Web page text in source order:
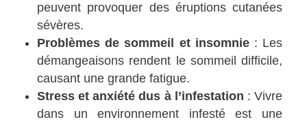
peuvent provoquer des éruptions cutanées
sévères.
Problèmes de sommeil et insomnie: Les
démangeaisons rendent le sommeil difficile,
causant une grande fatigue.
Stress et anxiété dus à l’infestation : Vivre
dans un environnement infesté est une